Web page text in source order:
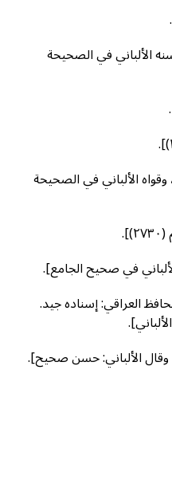
،وغيره، وحسنه الألباني في الصحيحة
(٣٥٢٤) وغيره، وقواه الألباني في الصحيحة
ماجه (٤١٠٥) قال الحافظ العراقي: إسناده جيد.